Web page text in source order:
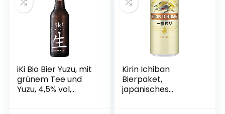
iKi Bio Bier Yuzu, mit
grünem Tee und
Yuzu, 4,5% vol,
Kirin Ichiban
Bierpaket,
japanisches